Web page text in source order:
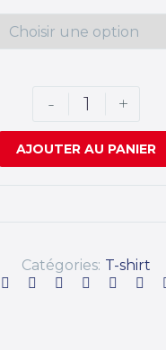
- +
AJOUTER AU PANIER
Catégories: T-shirt